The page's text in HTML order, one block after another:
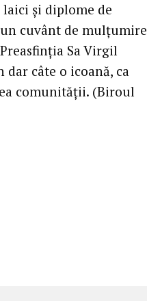
și diplome de
cuvânt de mulțumire
Sa Virgil
dar câte o icoană, ca
comunității. (Biroul